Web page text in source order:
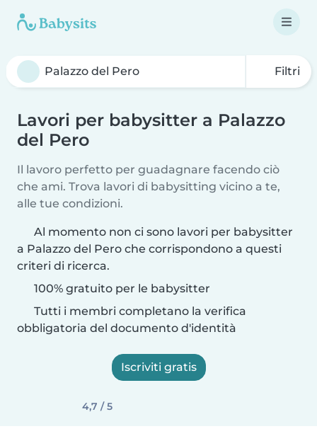
Filtri
Lavori per babysitter a Palazzo
del Pero
Il lavoro perfetto per guadagnare facendo ciò
che ami. Trova lavori di babysitting vicino a te,
alle tue condizioni.
Al momento non ci sono lavori per babysitter
a Palazzo del Pero che corrispondono a questi
criteri di ricerca.
100% gratuito per le babysitter
Tutti i membri completano la verifica
obbligatoria del documento d'identità
Iscriviti gratis
4,7 / 5